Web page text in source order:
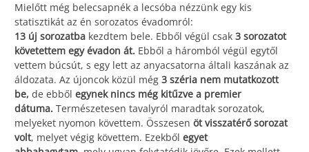
Mielőtt még belecsapnék a lecsóba nézzünk egy kis
statisztikát az én sorozatos évadomról:
13 új sorozatba kezdtem bele. Ebből végül csak 3 sorozatot
követettem egy évadon át. Ebből a háromból végül egytől
vettem búcsút, s egy lett az anyacsatorna általi kaszának az
áldozata. Az újoncok közül még 3 széria nem mutatkozott
be, de ebből egynek nincs még kitűzve a premier
dátuma. Természetesen tavalyról maradtak sorozatok,
melyeket nyomon követtem. Összesen öt visszatérő sorozat
volt, melyet végig követtem. Ezekből egyet